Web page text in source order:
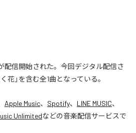
配信開始された。今回デジタル配信さ
花」を含む全1曲となっている。
Apple Music、 Spotify、 LINE MUSIC、
Unlimitedなどの音楽配信サービスで